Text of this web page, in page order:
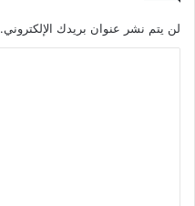
لن يتم نشر عنوان بريدك الإلكتروني.